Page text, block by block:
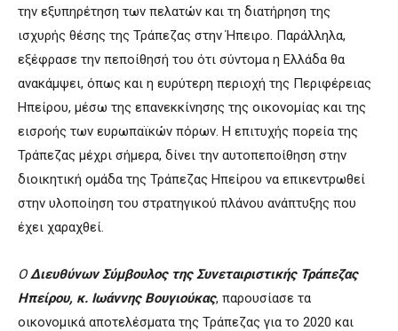
την εξυπηρέτηση των πελατών και τη διατήρηση της
ισχυρής θέσης της Τράπεζας στην Ήπειρο. Παράλληλα,
εξέφρασε την πεποίθησή του ότι σύντομα η Ελλάδα θα
ανακάμψει, όπως και η ευρύτερη περιοχή της Περιφέρειας
Ηπείρου, μέσω της επανεκκίνησης της οικονομίας και της
εισροής των ευρωπαϊκών πόρων. Η επιτυχής πορεία της
Τράπεζας μέχρι σήμερα, δίνει την αυτοπεποίθηση στην
διοικητική ομάδα της Τράπεζας Ηπείρου να επικεντρωθεί
στην υλοποίηση του στρατηγικού πλάνου ανάπτυξης που
έχει χαραχθεί.
ΟΔιευθύνων Σύμβουλος της Συνεταιριστικής Τράπεζας
Ηπείρου, κ. Ιωάννης Βουγιούκας, παρουσίασε τα
οικονομικά αποτελέσματα της Τράπεζας για το 2020 και